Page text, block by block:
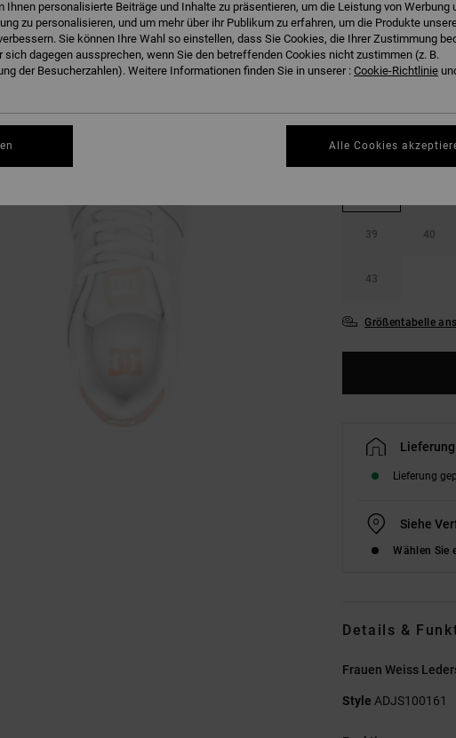
39 40
43
Größentabelle
Lieferung
Siehe
Wählen Sie
Details &
Frauen Weiss
Style ADJS100161
Ihnen personalisierte Beiträge und Inhalte zu präsentieren, um die Leistung von Werbung
zu personalisieren, und um mehr über ihr Publikum zu erfahren, um die Produkte
Sie können Ihre Wahl so einstellen, dass Sie Cookies, die Ihrer Zustimmung
sich dagegen aussprechen, wenn Sie den betreffenden Cookies nicht zustimmen (z. B.
der Besucherzahlen). Weitere Informationen finden Sie in unserer : Cookie-Richtlinie
Alle Cookies